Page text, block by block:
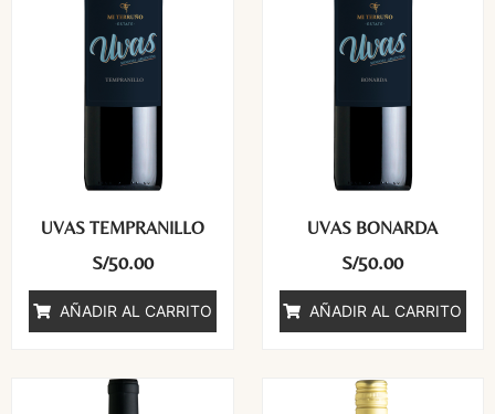
UVAS TEMPRANILLO
S/50.00
AÑADIR AL CARRITO
UVAS BONARDA
S/50.00
AÑADIR AL CARRITO